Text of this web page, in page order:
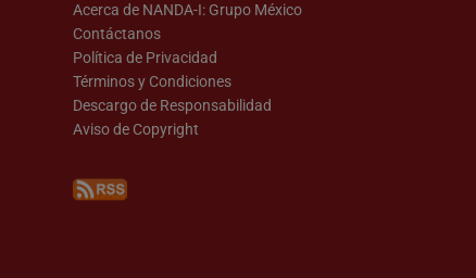
Acerca de NANDA-I: Grupo México
Contáctanos
Política de Privacidad
Términos y Condiciones
Descargo de Responsabilidad
Aviso de Copyright